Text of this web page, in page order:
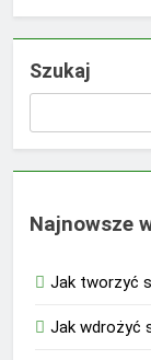
Szukaj
Najnowsze
Jak tworzyć
Jak wdrożyć